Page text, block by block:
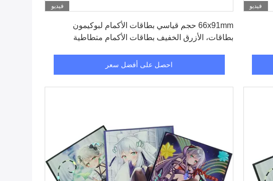
فيديو فيديو
66x91mm حجم قياسي بطاقات الأكمام لبوكيمون
بطاقات، الأزرق الخفيف بطاقات الأكمام متطاطية
احصل على أفضل سعر